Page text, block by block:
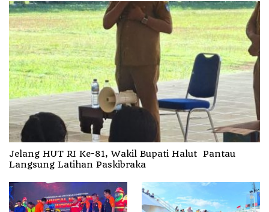
Jelang HUT RI Ke-81, Wakil Bupati Halut Pantau
Langsung Latihan Paskibraka